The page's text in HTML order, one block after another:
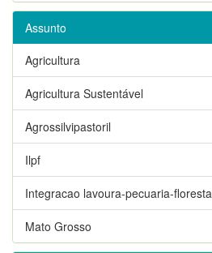
Assunto
Agricultura
Agricultura Sustentável
Agrossilvipastoril
Ilpf
Integracao lavoura-pecuaria-floresta
Mato Grosso